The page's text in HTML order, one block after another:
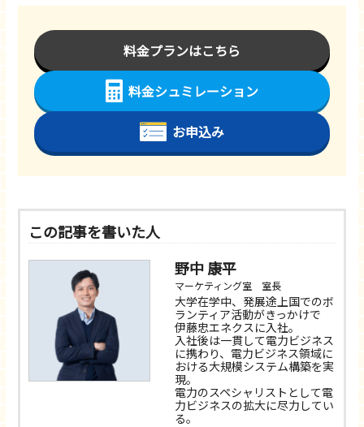
料金プランはこちら
料金シュミレーション
お申込み
この記事を書いた人
野中 康平
マーケティング室 室長
大学在学中、発展途上国でのボ
ランティア活動がきっかけで
伊藤忠エネクスに入社。
入社後は一貫して電力ビジネス
に携わり、電力ビジネス領域に
おける大規模システム構築を実
現。
電力のスペシャリストとして電
力ビジネスの拡大に尽力してい
る。